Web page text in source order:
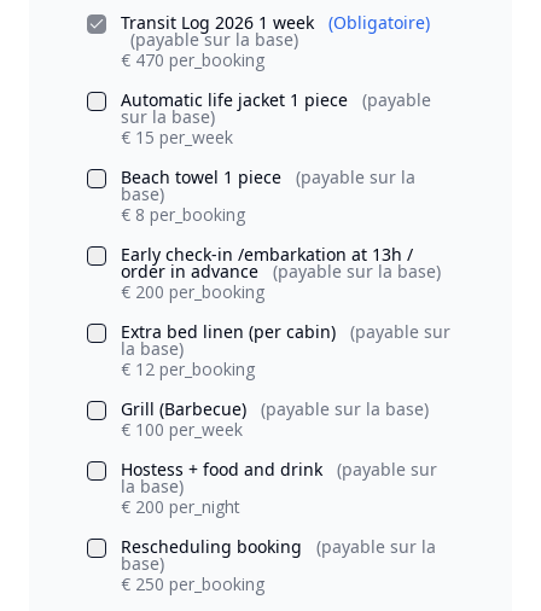
Transit Log 2026 1 week
(Obligatoire)
(payable sur la base)
€ 470 per_booking
Automatic life jacket 1 piece
(payable
sur la base)
€ 15 per_week
Beach towel 1 piece
(payable sur la
base)
€ 8 per_booking
Early check-in /embarkation at 13h /
order in advance
(payable sur la base)
€ 200 per_booking
Extra bed linen (per cabin)
(payable sur
la base)
€ 12 per_booking
Grill (Barbecue)
(payable sur la base)
€ 100 per_week
Hostess + food and drink
(payable sur
la base)
€ 200 per_night
Rescheduling booking
(payable sur la
base)
€ 250 per_booking